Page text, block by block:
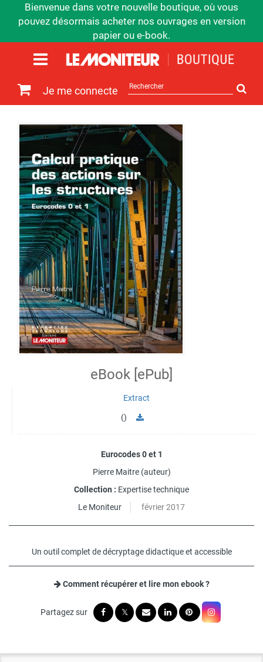
Bienvenue dans votre nouvelle boutique, où vous
pouvez désormais acheter nos ouvrages en version
papier ou e-book.
Je me connecte
sur
le
eBook [ePub]
Extract
()
Eurocodes 0 et 1
Pierre Maitre(auteur)
Collection : Expertise technique
Le Moniteur
février 2017
Un outil complet de décryptage didactique et accessible
Comment récupérer et lire mon ebook ?